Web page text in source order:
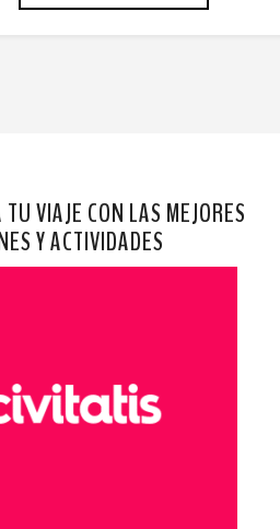
VIAJE CON LAS MEJORES
Y ACTIVIDADES